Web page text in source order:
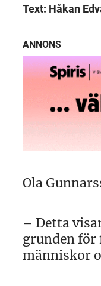
Text: Håkan
ANNONS
Ola
– Detta
grunden för
människor